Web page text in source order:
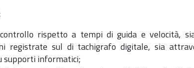
rispetto a tempi di guida e velocità,
registrate sul di tachigrafo digitale, sia
supporti informatici;